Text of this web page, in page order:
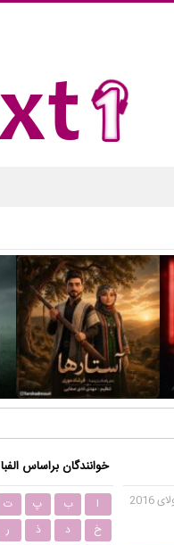
خوانندگان براساس الفبا
ا ب پ ت
خ
د ذ ر